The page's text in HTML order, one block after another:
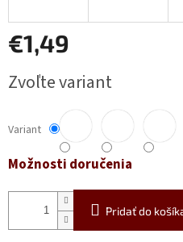
€1,49
cena:
Zvoľte variant
Variant
Možnosti doručenia
Pridať do